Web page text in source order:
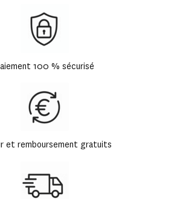
100 % sécurisé
et remboursement gratuits